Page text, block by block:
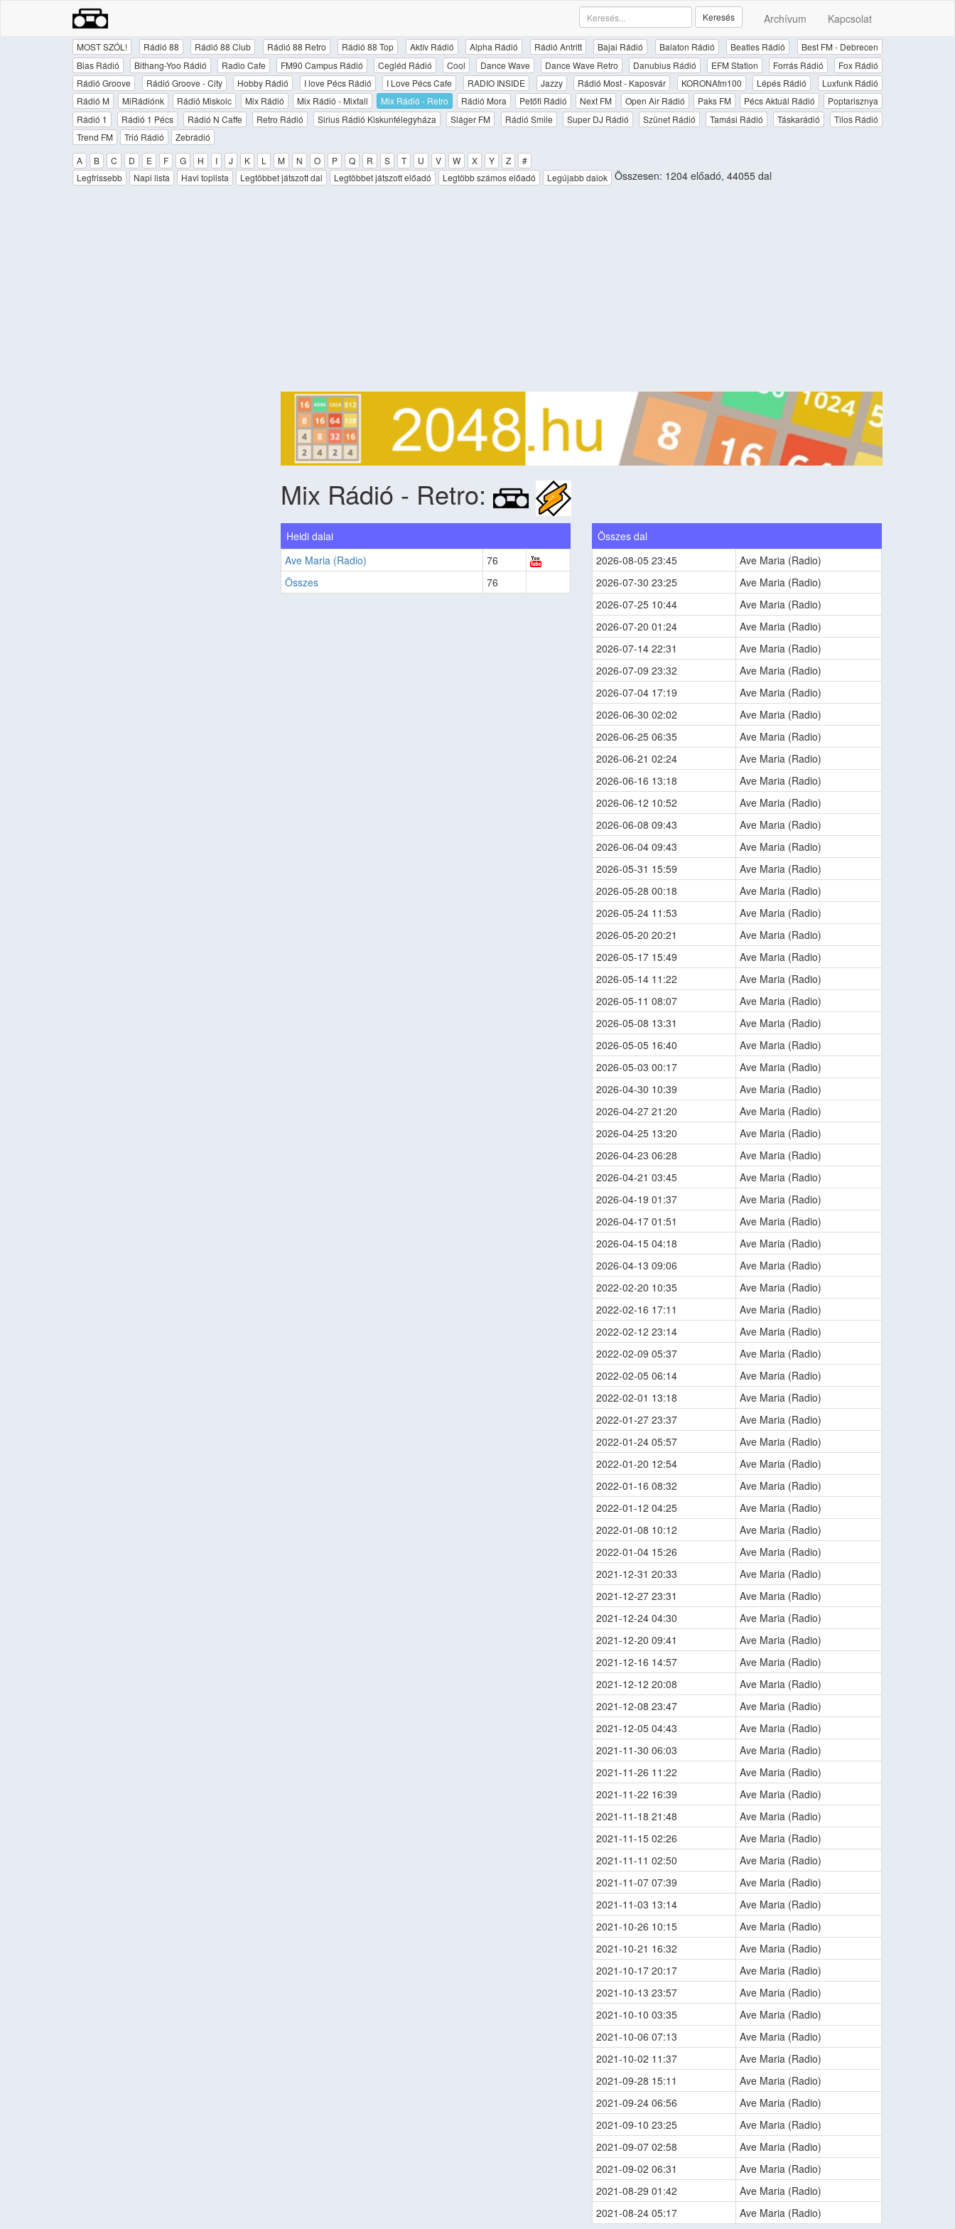
Archívum Kapcsolat
Keresés
MOST SZÓL! Rádió 88 Rádió 88 Club Rádió 88 Retro Rádió 88 Top Aktív Rádió Alpha Rádió Rádió Antritt Bajai Rádió Balaton Rádió Beatles Rádió
Best FM - Debrecen
Bias Rádió
Bithang-Yoo Rádió Radio Cafe FM90 Campus Rádió Cegléd Rádió Cool Dance Wave Dance Wave Retro Danubius Rádió EFM Station Forrás Rádió
Fox Rádió
Rádió Groove
Rádió Groove - City Hobby Rádió I love Pécs Rádió I Love Pécs Cafe RADIO INSIDE Jazzy Rádió Most - Kaposvár KORONAfm100 Lépés Rádió
Luxfunk Rádió
Rádió M
MiRádiónk Rádió Miskolc Mix Rádió Mix Rádió - Mixfall Mix Rádió - Retro Rádió Mora Petőfi Rádió Next FM Open Air Rádió Paks FM Pécs Aktuál Rádió
Poptarisznya
Rádió 1
Rádió 1 Pécs Rádió N Caffe Retro Rádió Sirius Rádió Kiskunfélegyháza Sláger FM Rádió Smile Super DJ Rádió Szünet Rádió Tamási Rádió Táskarádió
Tilos Rádió
Trend FM
Trió Rádió
Zebrádió
A
B C D E F G H I J K L M N O P Q R S T U V W X Y Z
#
Legfrissebb
Napi lista Havi toplista Legtöbbet játszott dal Legtöbbet játszott előadó Legtöbb számos előadó Legújabb dalok Összesen: 1204 előadó, 44055 dal
Mix Rádió - Retro:
Heidi dalai
Ave Maria (Radio)
76
Összes
76
Összes dal
2026-08-05 23:45
Ave Maria (Radio)
2026-07-30 23:25
Ave Maria (Radio)
2026-07-25 10:44
Ave Maria (Radio)
2026-07-20 01:24
Ave Maria (Radio)
2026-07-14 22:31
Ave Maria (Radio)
2026-07-09 23:32
Ave Maria (Radio)
2026-07-04 17:19
Ave Maria (Radio)
2026-06-30 02:02
Ave Maria (Radio)
2026-06-25 06:35
Ave Maria (Radio)
2026-06-21 02:24
Ave Maria (Radio)
2026-06-16 13:18
Ave Maria (Radio)
2026-06-12 10:52
Ave Maria (Radio)
2026-06-08 09:43
Ave Maria (Radio)
2026-06-04 09:43
Ave Maria (Radio)
2026-05-31 15:59
Ave Maria (Radio)
2026-05-28 00:18
Ave Maria (Radio)
2026-05-24 11:53
Ave Maria (Radio)
2026-05-20 20:21
Ave Maria (Radio)
2026-05-17 15:49
Ave Maria (Radio)
2026-05-14 11:22
Ave Maria (Radio)
2026-05-11 08:07
Ave Maria (Radio)
2026-05-08 13:31
Ave Maria (Radio)
2026-05-05 16:40
Ave Maria (Radio)
2026-05-03 00:17
Ave Maria (Radio)
2026-04-30 10:39
Ave Maria (Radio)
2026-04-27 21:20
Ave Maria (Radio)
2026-04-25 13:20
Ave Maria (Radio)
2026-04-23 06:28
Ave Maria (Radio)
2026-04-21 03:45
Ave Maria (Radio)
2026-04-19 01:37
Ave Maria (Radio)
2026-04-17 01:51
Ave Maria (Radio)
2026-04-15 04:18
Ave Maria (Radio)
2026-04-13 09:06
Ave Maria (Radio)
2022-02-20 10:35
Ave Maria (Radio)
2022-02-16 17:11
Ave Maria (Radio)
2022-02-12 23:14
Ave Maria (Radio)
2022-02-09 05:37
Ave Maria (Radio)
2022-02-05 06:14
Ave Maria (Radio)
2022-02-01 13:18
Ave Maria (Radio)
2022-01-27 23:37
Ave Maria (Radio)
2022-01-24 05:57
Ave Maria (Radio)
2022-01-20 12:54
Ave Maria (Radio)
2022-01-16 08:32
Ave Maria (Radio)
2022-01-12 04:25
Ave Maria (Radio)
2022-01-08 10:12
Ave Maria (Radio)
2022-01-04 15:26
Ave Maria (Radio)
2021-12-31 20:33
Ave Maria (Radio)
2021-12-27 23:31
Ave Maria (Radio)
2021-12-24 04:30
Ave Maria (Radio)
2021-12-20 09:41
Ave Maria (Radio)
2021-12-16 14:57
Ave Maria (Radio)
2021-12-12 20:08
Ave Maria (Radio)
2021-12-08 23:47
Ave Maria (Radio)
2021-12-05 04:43
Ave Maria (Radio)
2021-11-30 06:03
Ave Maria (Radio)
2021-11-26 11:22
Ave Maria (Radio)
2021-11-22 16:39
Ave Maria (Radio)
2021-11-18 21:48
Ave Maria (Radio)
2021-11-15 02:26
Ave Maria (Radio)
2021-11-11 02:50
Ave Maria (Radio)
2021-11-07 07:39
Ave Maria (Radio)
2021-11-03 13:14
Ave Maria (Radio)
2021-10-26 10:15
Ave Maria (Radio)
2021-10-21 16:32
Ave Maria (Radio)
2021-10-17 20:17
Ave Maria (Radio)
2021-10-13 23:57
Ave Maria (Radio)
2021-10-10 03:35
Ave Maria (Radio)
2021-10-06 07:13
Ave Maria (Radio)
2021-10-02 11:37
Ave Maria (Radio)
2021-09-28 15:11
Ave Maria (Radio)
2021-09-24 06:56
Ave Maria (Radio)
2021-09-10 23:25
Ave Maria (Radio)
2021-09-07 02:58
Ave Maria (Radio)
2021-09-02 06:31
Ave Maria (Radio)
2021-08-29 01:42
Ave Maria (Radio)
2021-08-24 05:17
Ave Maria (Radio)